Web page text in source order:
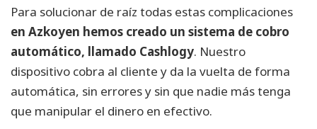
Para solucionar de raíz todas estas complicaciones
en Azkoyen hemos creado un sistema de cobro
automático, llamado Cashlogy. Nuestro
dispositivo cobra al cliente y da la vuelta de forma
automática, sin errores y sin que nadie más tenga
que manipular el dinero en efectivo.